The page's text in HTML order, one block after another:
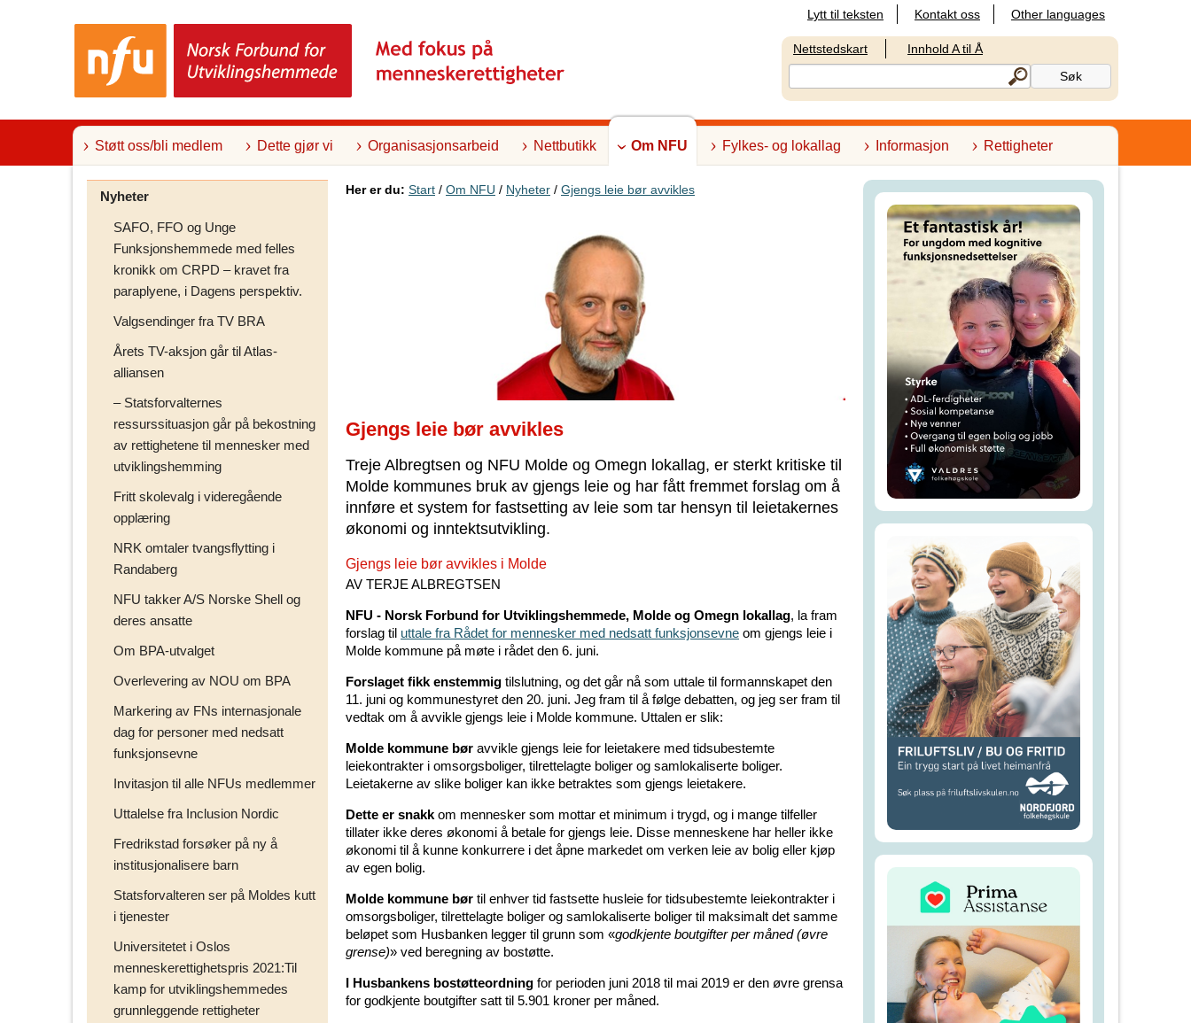
o
Lytt til teksten Kontakt oss Other languages
Nettstedskart Innhold A til Å
Støtt oss/bli medlem Dette gjør vi Organisasjonsarbeid Nettbutikk Om NFU Fylkes- og lokallag Informasjon Rettigheter
Nyheter
SAFO, FFO og Unge
Funksjonshemmede med felles
kronikk om CRPD – kravet fra
paraplyene, i Dagens perspektiv.
Valgsendinger fra TV BRA
Årets TV-aksjon går til Atlas-
alliansen
– Statsforvalternes
ressurssituasjon går på bekostning
av rettighetene til mennesker med
utviklingshemming
Fritt skolevalg i videregående
opplæring
NRK omtaler tvangsflytting i
Randaberg
NFU takker A/S Norske Shell og
deres ansatte
Om BPA-utvalget
Overlevering av NOU om BPA
Markering av FNs internasjonale
dag for personer med nedsatt
funksjonsevne
Invitasjon til alle NFUs medlemmer
Uttalelse fra Inclusion Nordic
Fredrikstad forsøker på ny å
institusjonalisere barn
Statsforvalteren ser på Moldes kutt
i tjenester
Universitetet i Oslos
menneskerettighetspris 2021:Til
kamp for utviklingshemmedes
grunnleggende rettigheter
Her er du: Start / Om NFU / Nyheter / Gjengs leie bør avvikles
Gjengs leie bør avvikles
Treje Albregtsen og NFU Molde og Omegn lokallag, er sterkt kritiske til
Molde kommunes bruk av gjengs leie og har fått fremmet forslag om å
innføre et system for fastsetting av leie som tar hensyn til leietakernes
økonomi og inntektsutvikling.
Gjengs leie bør avvikles i Molde
AV TERJE ALBREGTSEN
NFU - Norsk Forbund for Utviklingshemmede, Molde og Omegn lokallag, la fram
forslag til uttale fra Rådet for mennesker med nedsatt funksjonsevne om gjengs leie i
Molde kommune på møte i rådet den 6. juni.
Forslaget fikk enstemmig tilslutning, og det går nå som uttale til formannskapet den
11. juni og kommunestyret den 20. juni. Jeg fram til å følge debatten, og jeg ser fram til
vedtak om å avvikle gjengs leie i Molde kommune. Uttalen er slik:
Molde kommune bør avvikle gjengs leie for leietakere med tidsubestemte
leiekontrakter i omsorgsboliger, tilrettelagte boliger og samlokaliserte boliger.
Leietakerne av slike boliger kan ikke betraktes som gjengs leietakere.
Dette er snakk om mennesker som mottar et minimum i trygd, og i mange tilfeller
tillater ikke deres økonomi å betale for gjengs leie. Disse menneskene har heller ikke
økonomi til å kunne konkurrere i det åpne markedet om verken leie av bolig eller kjøp
av egen bolig.
Molde kommune bør til enhver tid fastsette husleie for tidsubestemte leiekontrakter i
omsorgsboliger, tilrettelagte boliger og samlokaliserte boliger til maksimalt det samme
beløpet som Husbanken legger til grunn som «godkjente boutgifter per måned (øvre
grense)» ved beregning av bostøtte.
I Husbankens bostøtteordning for perioden juni 2018 til mai 2019 er den øvre grensa
for godkjente boutgifter satt til 5.901 kroner per måned.